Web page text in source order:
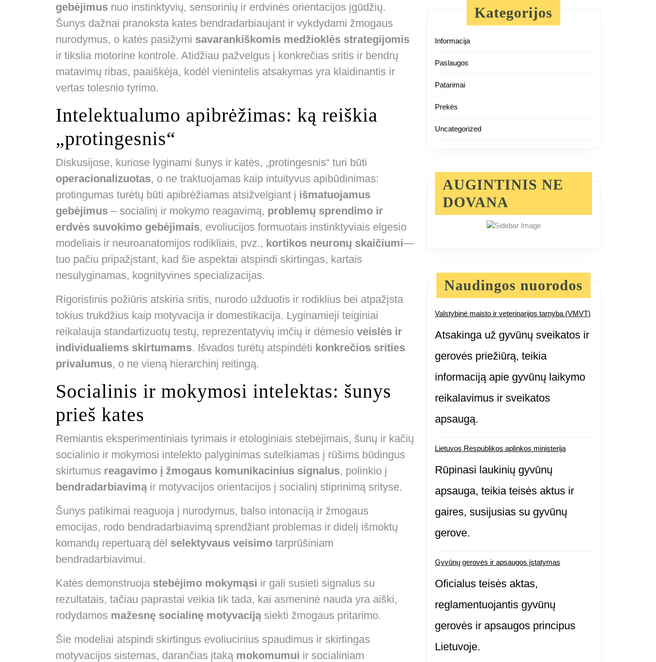
gebėjimus nuo instinktyvių, sensorinių ir erdvinės orientacijos įgūdžių.
Šunys dažnai pranoksta kates bendradarbiaujant ir vykdydami žmogaus
nurodymus, o katės pasižymi savarankiškomis medžioklės strategijomis
ir tikslia motorine kontrole. Atidžiau pažvelgus į konkrečias sritis ir bendrų
matavimų ribas, paaiškėja, kodėl vienintelis atsakymas yra klaidinantis ir
vertas tolesnio tyrimo.
Intelektualumo apibrėžimas: ką reiškia
„protingesnis“
Diskusijose, kuriose lyginami šunys ir katės, „protingesnis“ turi būti
operacionalizuotas, o ne traktuojamas kaip intuityvus apibūdinimas:
protingumas turėtų būti apibrėžiamas atsižvelgiant į išmatuojamus
gebėjimus – socialinį ir mokymo reagavimą, problemų sprendimo ir
erdvės suvokimo gebėjimais, evoliucijos formuotais instinktyviais elgesio
modeliais ir neuroanatomijos rodikliais, pvz., kortikos neuronų skaičiumi—
tuo pačiu pripažįstant, kad šie aspektai atspindi skirtingas, kartais
nesulyginamas, kognityvines specializacijas.
Rigoristinis požiūris atskiria sritis, nurodo užduotis ir rodiklius bei atpažįsta
tokius trukdžius kaip motyvacija ir domestikacija. Lyginamieji teiginiai
reikalauja standartizuotų testų, reprezentatyvių imčių ir dėmesio veislės ir
individualiems skirtumams. Išvados turėtų atspindėti konkrečios srities
privalumus, o ne vieną hierarchinį reitingą.
Socialinis ir mokymosi intelektas: šunys
prieš kates
Remiantis eksperimentiniais tyrimais ir etologiniais stebėjimais, šunų ir kačių
socialinio ir mokymosi intelekto palyginimas sutelkiamas į rūšims būdingus
skirtumus reagavimo į žmogaus komunikacinius signalus, polinkio į
bendradarbiavimąir motyvacijos orientacijos į socialinį stiprinimą srityse.
Šunys patikimai reaguoja į nurodymus, balso intonaciją ir žmogaus
emocijas, rodo bendradarbiavimą sprendžiant problemas ir didelį išmoktų
komandų repertuarą dėl selektyvaus veisimo tarprūšiniam
bendradarbiavimui.
Katės demonstruoja stebėjimo mokymąsi ir gali susieti signalus su
rezultatais, tačiau paprastai veikia tik tada, kai asmeninė nauda yra aiški,
rodydamos mažesnę socialinę motyvacijąsiekti žmogaus pritarimo.
Šie modeliai atspindi skirtingus evoliucinius spaudimus ir skirtingas
motyvacijos sistemas, darančias įtaką mokomumui ir socialiniam
Kategorijos
Informacija
Paslaugos
Patarimai
Prekės
Uncategorized
AUGINTINIS NE
DOVANA
Naudingos nuorodos
Valstybinė maisto ir veterinarijos tarnyba (VMVT)
Atsakinga už gyvūnų sveikatos ir
gerovės priežiūrą, teikia
informaciją apie gyvūnų laikymo
reikalavimus ir sveikatos
apsaugą.
Lietuvos Respublikos aplinkos ministerija
Rūpinasi laukinių gyvūnų
apsauga, teikia teisės aktus ir
gaires, susijusias su gyvūnų
gerove.
Gyvūnų gerovės ir apsaugos įstatymas
Oficialus teisės aktas,
reglamentuojantis gyvūnų
gerovės ir apsaugos principus
Lietuvoje.